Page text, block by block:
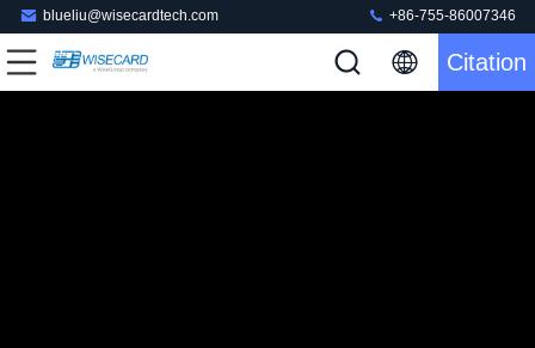
blueliu@wisecardtech.com +86-755-86007346
Citation